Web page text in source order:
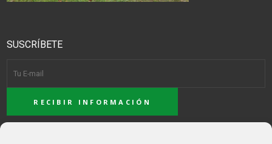
SUSCRÍBETE